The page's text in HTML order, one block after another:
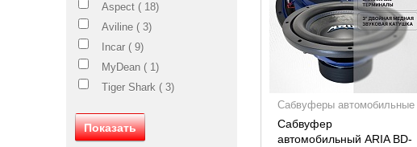
Aspect ( 18)
Aviline ( 3)
Incar ( 9)
MyDean ( 1)
Tiger Shark ( 3)
Сабвуферы автомобильные
Сабвуфер
автомобильный ARIA BD-